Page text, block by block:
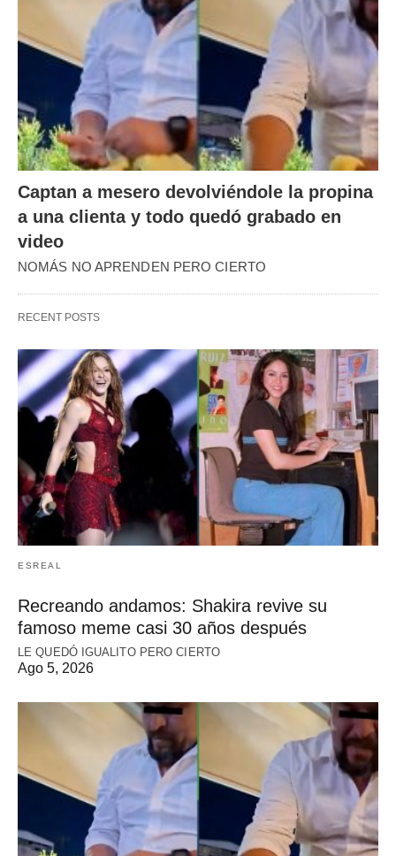
Captan a mesero devolviéndole la propina
a una clienta y todo quedó grabado en
video
NOMÁS NO APRENDEN PERO CIERTO
RECENT POSTS
ESREAL
Recreando andamos: Shakira revive su
famoso meme casi 30 años después
LE QUEDÓ IGUALITO PERO CIERTO
Ago 5, 2026